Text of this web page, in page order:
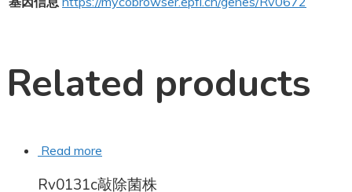
Related products
Read more
Rv0131c敲除菌株